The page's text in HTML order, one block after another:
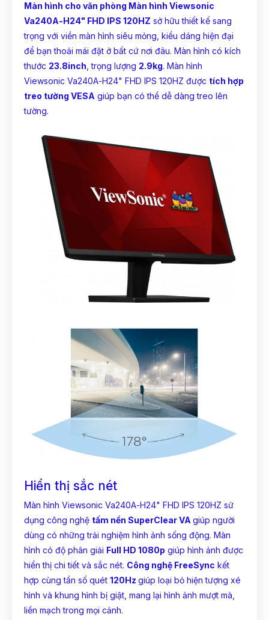
Màn hình cho văn phòng Màn hình Viewsonic
Va240A-H24" FHD IPS 120HZ sở hữu thiết kế sang
trọng với viền màn hình siêu mỏng, kiểu dáng hiện đại
để bạn thoải mái đặt ở bất cứ nơi đâu. Màn hình có kích
thước 23.8inch , trọng lượng 2.9kg. Màn hình
Viewsonic Va240A-H24" FHD IPS 120HZ được tích hợp
treo tường VESA giúp bạn có thể dễ dàng treo lên
tường.
Hiển thị sắc nét
Màn hình Viewsonic Va240A-H24" FHD IPS 120HZ sử
dụng công nghệ tấm nền SuperClear VA giúp người
dùng có những trải nghiệm hình ảnh sống động. Màn
hình có độ phân giải Full HD 1080p giúp hình ảnh được
hiển thị chi tiết và sắc nét. Công nghệ FreeSync kết
hợp cùng tần số quét 120Hz giúp loại bỏ hiện tượng xé
hình và khung hình bị giật, mang lại hình ảnh mượt mà,
liền mạch trong mọi cảnh.